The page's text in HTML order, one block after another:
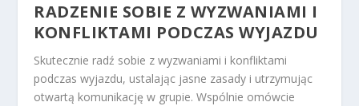
RADZENIE SOBIE Z WYZWANIAMI I
KONFLIKTAMI PODCZAS WYJAZDU
Skutecznie radź sobie z wyzwaniami i konfliktami
podczas wyjazdu, ustalając jasne zasady i utrzymując
otwartą komunikację w grupie. Wspólnie omówcie